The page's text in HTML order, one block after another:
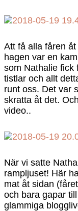
Att få alla fåren
hagen var en
som Nathalie fick
tistlar och allt
runt oss. Det var
skratta åt det.
video..
När vi satte
rampljuset! Här
mat åt sidan
och bara gapar
glammiga